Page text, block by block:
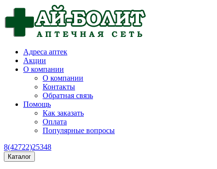
Адреса аптек
Акции
О компании
О компании
Контакты
Обратная связь
Помощь
Как заказать
Оплата
Популярные вопросы
8(42722)25348
Каталог